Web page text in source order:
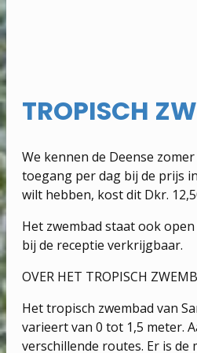
TROPISCH
We kennen de Deense
toegang per dag bij de prijs
wilt hebben, kost dit Dkr.
Het zwembad staat ook
bij de receptie verkrijgbaar.
OVER HET TROPISCH
Het tropisch zwembad van
varieert van 0 tot 1,5 meter.
verschillende routes. Er is